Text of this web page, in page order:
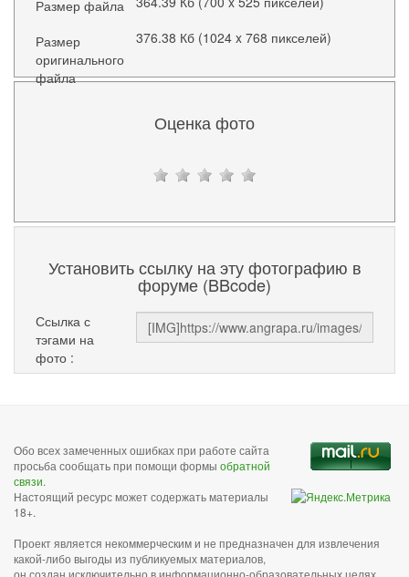
Размер файла
Размер
оригинального
файла
376.38 Кб (1024 x 768 пикселей)
Оценка фото
Установить ссылку на эту фотографию в
форуме (BBcode)
Ссылка с
тэгами на
фото :
Обо всех замеченных ошибках при работе сайта
просьба сообщать при помощи формы обратной
связи.
Настоящий ресурс может содержать материалы
18+.
Проект является некоммерческим и не предназначен для извлечения
какой-либо выгоды из публикуемых материалов,